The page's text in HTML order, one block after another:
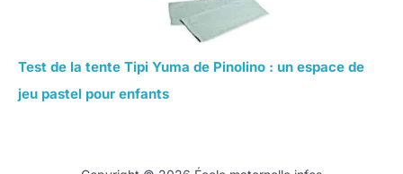
Test de la tente Tipi Yuma de Pinolino : un espace de
jeu pastel pour enfants